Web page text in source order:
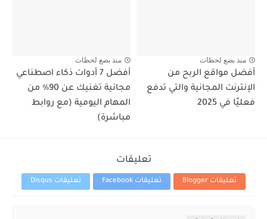
منذ بضع لحظات
أفضل مواقع الربح من
الإنترنت المجانية والتي تدفع
فعليًا في 2025
منذ بضع لحظات
أفضل 7 أدوات ذكاء اصطناعي
مجانية تغنيك عن 90٪ من
المهام اليومية (مع روابط
مباشرة)
تعليقات
تعليقات Blogger تعليقات Facebook تعليقات Disqus